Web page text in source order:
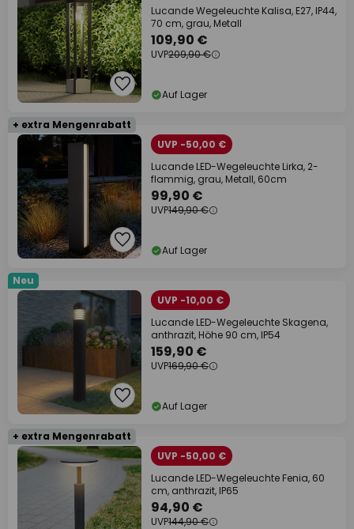
Lucande Wegeleuchte Kalisa, E27, IP44,
70 cm, grau, Metall
109,90 €
UVP209,90 €
Auf Lager
+ extra Mengenrabatt
UVP -50,00 €
Lucande LED-Wegeleuchte Lirka, 2-
flammig, grau, Metall, 60cm
99,90 €
UVP149,90 €
Auf Lager
Neu
UVP -10,00 €
Lucande LED-Wegeleuchte Skagena,
anthrazit, Höhe 90 cm, IP54
159,90 €
UVP169,90 €
Auf Lager
+ extra Mengenrabatt
UVP -50,00 €
Lucande LED-Wegeleuchte Fenia, 60
cm, anthrazit, IP65
94,90 €
UVP144,90 €